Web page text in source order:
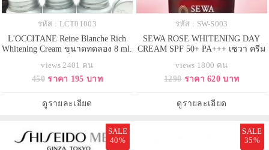
รหัส : LCT01003
L'OCCITANE Reine Blanche Rich
Whitening Cream ขนาดทดลอง 8 ml.
ความงามไร้ที่ติ ด้วยส่วนผสมพิเศษ
ของดอก Reine Des Pres ออร์แกนิคม
ให้แก่ผิวของคุณอย่างเป็นธรรมชาติ
เนื้อสัมผัสที่จะทำใ
views 2401 คน
450 ราคา 195 บาท
ดูรายละเอียด
รหัส : SW-S003
SEWA ROSE WHITENING DAY
CREAM SPF 50+ PA+++ เซวา ครีม
views 1800 คน
1290 ราคา 620 บาท
ดูรายละเอียด
SALE
40%
SALE
35%